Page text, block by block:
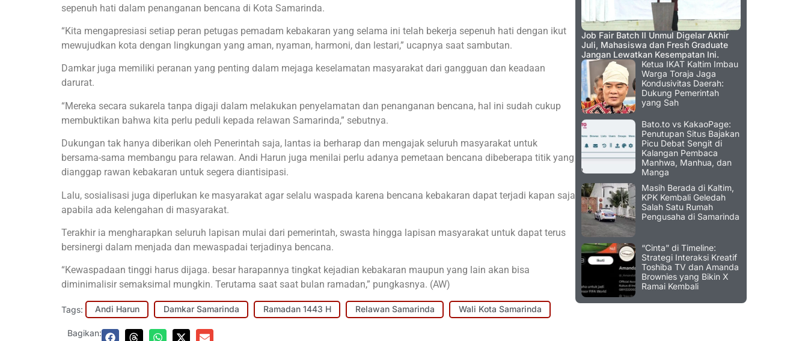
sepenuh hati dalam penanganan bencana di Kota Samarinda.
“Kita mengapresiasi setiap peran petugas pemadam kebakaran yang selama ini telah bekerja sepenuh hati dengan ikut
mewujudkan kota dengan lingkungan yang aman, nyaman, harmoni, dan lestari,” ucapnya saat sambutan.
Damkar juga memiliki peranan yang penting dalam mejaga keselamatan masyarakat dari gangguan dan keadaan
darurat.
“Mereka secara sukarela tanpa digaji dalam melakukan penyelamatan dan penanganan bencana, hal ini sudah cukup
membuktikan bahwa kita perlu peduli kepada relawan Samarinda,” sebutnya.
Dukungan tak hanya diberikan oleh Penerintah saja, lantas ia berharap dan mengajak seluruh masyarakat untuk
bersama-sama membangu para relawan. Andi Harun juga menilai perlu adanya pemetaan bencana dibeberapa titik yang
dianggap rawan kebakaran untuk segera diantisipasi.
Lalu, sosialisasi juga diperlukan ke masyarakat agar selalu waspada karena bencana kebakaran dapat terjadi kapan saja
apabila ada kelengahan di masyarakat.
Terakhir ia mengharapkan seluruh lapisan mulai dari pemerintah, swasta hingga lapisan masyarakat untuk dapat terus
bersinergi dalam menjada dan mewaspadai terjadinya bencana.
“Kewaspadaan tinggi harus dijaga. besar harapannya tingkat kejadian kebakaran maupun yang lain akan bisa
diminimalisir semaksimal mungkin. Terutama saat saat bulan ramadan,” pungkasnya. (AW)
Tags: Andi Harun Damkar Samarinda Ramadan 1443 H Relawan Samarinda Wali Kota Samarinda
Bagikan:
Job Fair Batch II Unmul Digelar Akhir
Juli, Mahasiswa dan Fresh Graduate
Jangan Lewatkan Kesempatan Ini.
Ketua IKAT Kaltim Imbau
Warga Toraja Jaga
Kondusivitas Daerah:
Dukung Pemerintah
yang Sah
Bato.to vs KakaoPage:
Penutupan Situs Bajakan
Picu Debat Sengit di
Kalangan Pembaca
Manhwa, Manhua, dan
Manga
Masih Berada di Kaltim,
KPK Kembali Geledah
Salah Satu Rumah
Pengusaha di Samarinda
“Cinta” di Timeline:
Strategi Interaksi Kreatif
Toshiba TV dan Amanda
Brownies yang Bikin X
Ramai Kembali